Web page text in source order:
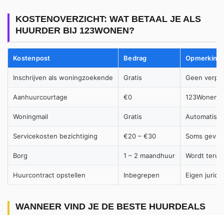
KOSTENOVERZICHT: WAT BETAAL JE ALS
HUURDER BIJ 123WONEN?
Kostenpost Bedrag Opmerking
Inschrijven als woningzoekende Gratis Geen
Aanhuurcourtage €0 123Wonen
Woningmail Gratis
Servicekosten bezichtiging €20 – €30 Soms
Borg 1 – 2 maandhuur Wordt
Huurcontract opstellen Inbegrepen Eigen
WANNEER VIND JE DE BESTE HUURDEALS